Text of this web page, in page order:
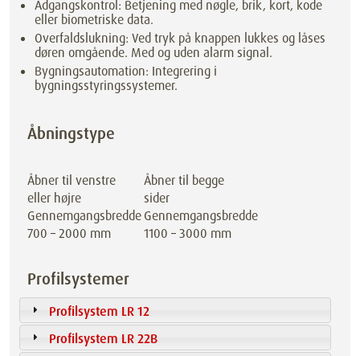
Adgangskontrol: Betjening med nøgle, brik, kort, kode
eller biometriske data.
Overfaldslukning: Ved tryk på knappen lukkes og låses
døren omgående. Med og uden alarm signal.
Bygningsautomation: Integrering i
bygningsstyringssystemer.
Åbningstype
Åbner til venstre
eller højre
Gennemgangsbredde
700 – 2000 mm
Åbner til begge
sider
Gennemgangsbredde
1100 – 3000 mm
Profilsystemer
Profilsystem LR 12
Profilsystem LR 22B